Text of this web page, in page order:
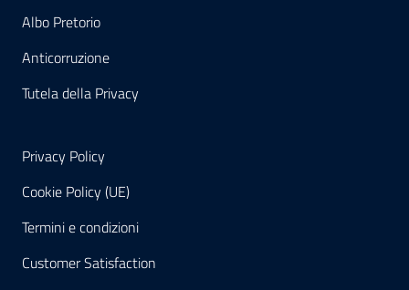
Albo Pretorio
Anticorruzione
Tutela della Privacy
Privacy Policy
Cookie Policy (UE)
Termini e condizioni
Customer Satisfaction